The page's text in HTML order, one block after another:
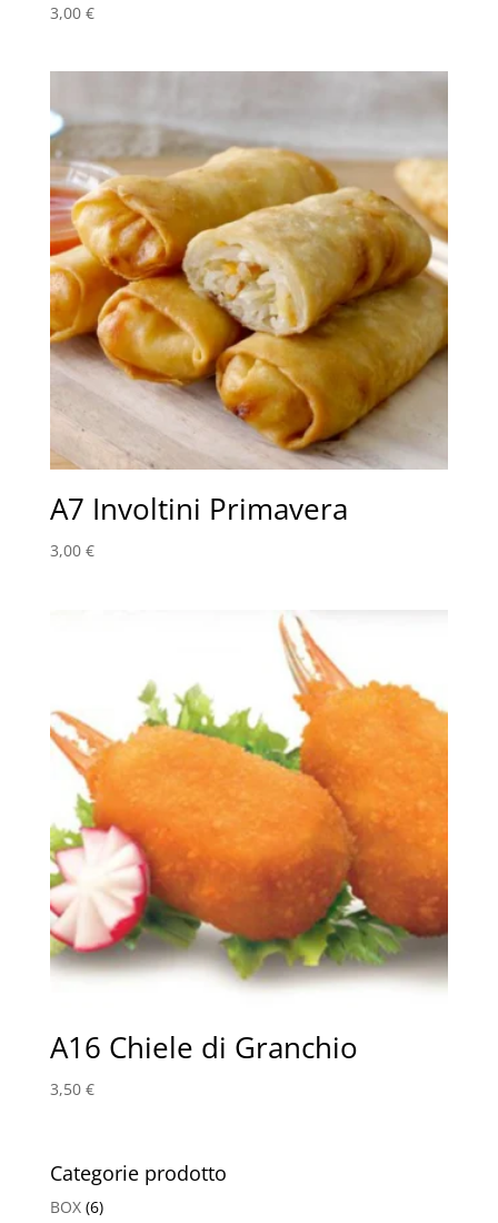
3,00 €
A7 Involtini Primavera
3,00 €
A16 Chiele di Granchio
3,50 €
Categorie prodotto
BOX (6)